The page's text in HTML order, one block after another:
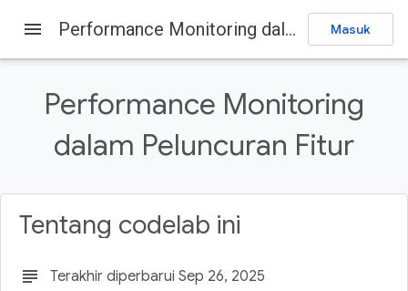
Firebase Firebase Codelabs
1. Ringkasan
Prasyarat
2. Menyiapkan project contoh
Mendownload kode
menu Performance Monitoring dalam Peluncuran Fitur Masuk
Performance Monitoring
dalam Peluncuran Fitur
Tentang codelab ini
subject Terakhir diperbarui Sep 26, 2025